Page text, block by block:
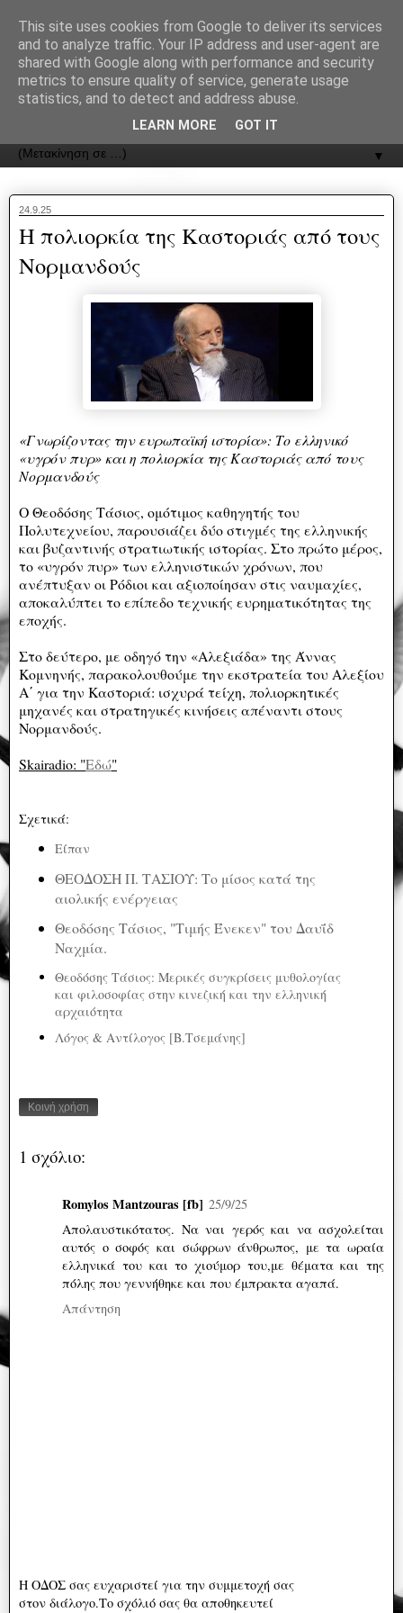
ΟΔΟΣ
▼
24.9.25
Η πολιορκία της Καστοριάς από τους
Νορμανδούς
«Γνωρίζοντας την ευρωπαϊκή ιστορία»: Το ελληνικό
«υγρόν πυρ» και η πολιορκία της Καστοριάς από τους
Νορμανδούς
Ο Θεοδόσης Τάσιος, ομότιμος καθηγητής του
Πολυτεχνείου, παρουσιάζει δύο στιγμές της ελληνικής
και βυζαντινής στρατιωτικής ιστορίας. Στο πρώτο μέρος,
το «υγρόν πυρ» των ελληνιστικών χρόνων, που
ανέπτυξαν οι Ρόδιοι και αξιοποίησαν στις ναυμαχίες,
αποκαλύπτει το επίπεδο τεχνικής ευρηματικότητας της
εποχής.
Στο δεύτερο, με οδηγό την «Αλεξιάδα» της Άννας
Κομνηνής, παρακολουθούμε την εκστρατεία του Αλεξίου
Α΄ για την Καστοριά: ισχυρά τείχη, πολιορκητικές
μηχανές και στρατηγικές κινήσεις απέναντι στους
Νορμανδούς.
Skairadio: "Εδώ"
Σχετικά:
Είπαν
ΘΕΟΔΟΣΗ Π. ΤΑΣΙΟΥ: Το μίσος κατά της
αιολικής ενέργειας
Θεοδόσης Τάσιος, "Τιμής Ένεκεν" του Δαυΐδ
Ναχμία.
Θεοδόσης Τάσιος: Μερικές συγκρίσεις μυθολογίας
και φιλοσοφίας στην κινεζική και την ελληνική
αρχαιότητα
Λόγος & Αντίλογος [Β.Τσεμάνης]
Κοινή χρήση
1 σχόλιο:
Romylos Mantzouras [fb] 25/9/25
Απολαυστικότατος. Να ναι γερός και να ασχολείται
αυτός ο σοφός και σώφρων άνθρωπος, με τα ωραία
ελληνικά του και το χιούμορ του,με θέματα και της
πόλης που γεννήθηκε και που έμπρακτα αγαπά.
Απάντηση
Η ΟΔΟΣ σας ευχαριστεί για την συμμετοχή σας
στον διάλογο.Το σχόλιό σας θα αποθηκευτεί
This site uses cookies from Google to deliver its services
and to analyze traffic. Your IP address and user-agent are
shared with Google along with performance and security
metrics to ensure quality of service, generate usage
statistics, and to detect and address abuse.
LEARN MORE GOT IT